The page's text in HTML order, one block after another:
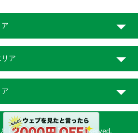
ア
り水道職人. All Rights Reserved.